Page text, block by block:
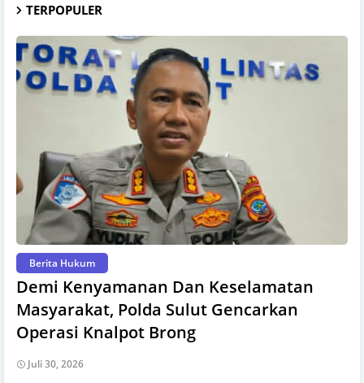
TERPOPULER
Berita Hukum
Demi Kenyamanan Dan Keselamatan
Masyarakat, Polda Sulut Gencarkan
Operasi Knalpot Brong
Juli 30, 2026